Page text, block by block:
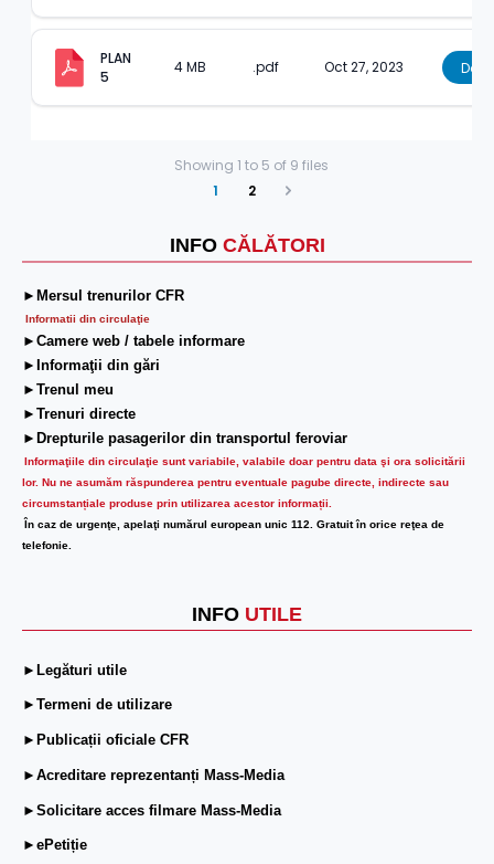
INFO CĂLĂTORI
►Mersul trenurilor CFR
Informatii din circulaţie
►Camere web / tabele informare
►Informaţii din gări
►Trenul meu
►Trenuri directe
►Drepturile pasagerilor din transportul feroviar
Informaţiile din circulaţie sunt variabile, valabile doar pentru data şi ora solicitării
lor. Nu ne asumăm răspunderea pentru eventuale pagube directe, indirecte sau
circumstanțiale produse prin utilizarea acestor informații.
În caz de urgenţe, apelaţi numărul european unic 112. Gratuit în orice reţea de
telefonie.
INFO UTILE
►Legături utile
►Termeni de utilizare
►Publicații oficiale CFR
►Acreditare reprezentanți Mass-Media
►Solicitare acces filmare Mass-Media
►ePetiție
PLAN
5
4 MB .pdf Oct 27, 2023
Showing 1 to 5 of 9 files
1
2